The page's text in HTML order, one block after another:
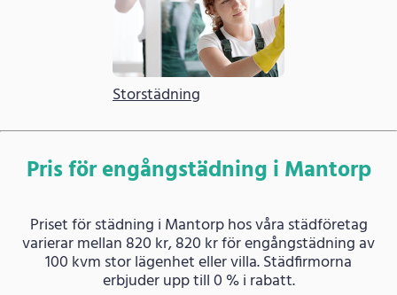
Storstädning
Pris för engångstädning i Mantorp
Priset för städning i Mantorp hos våra städföretag
varierar mellan 820 kr, 820 kr för engångstädning av
100 kvm stor lägenhet eller villa. Städfirmorna
erbjuder upp till 0 % i rabatt.